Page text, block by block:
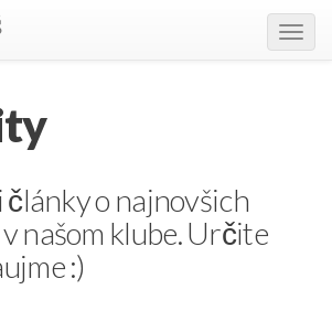
o najnovšich
našom klube. Určite
:)